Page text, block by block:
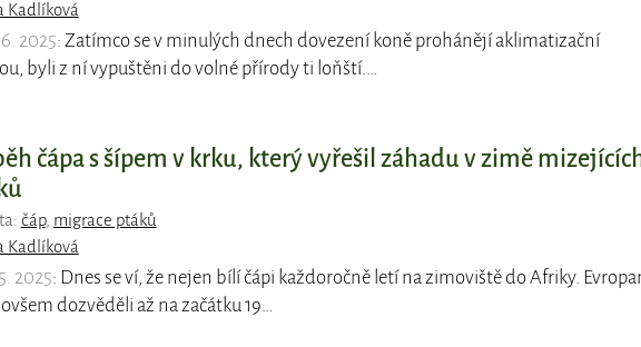
Kadlíková
2025: Zatímco se v minulých dnech dovezení koně prohánějí aklimatizační
byli z ní vypuštěni do volné přírody ti loňští.…
čápa s šípem v krku, který vyřešil záhadu v zimě
čáp, migrace ptáků
Kadlíková
2025: Dnes se ví, že nejen bílí čápi každoročně letí na zimoviště do Afriky.
dozvěděli až na začátku 19…